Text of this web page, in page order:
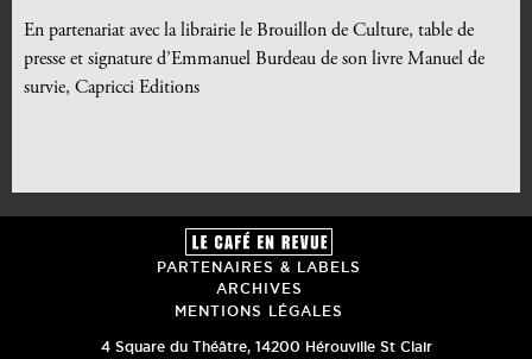
En partenariat avec la librairie le Brouillon de Culture, table de
presse et signature d’Emmanuel Burdeau de son livre Manuel de
survie, Capricci Editions
PARTENAIRES & LABELS
ARCHIVES
MENTIONS LÉGALES
4 Square du Théâtre, 14200 Hérouville St Clair